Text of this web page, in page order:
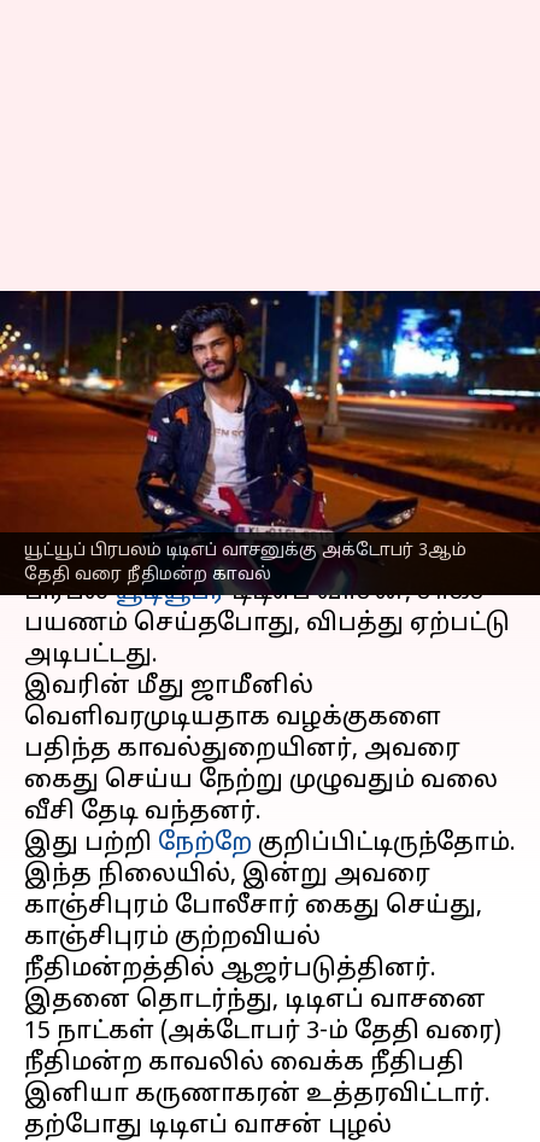
யூட்யூப் பிரபலம் டிடிஎப் வாசனுக்கு அக்டோபர் 3ஆம்
தேதி வரை நீதிமன்ற காவல்
யூட்யூப் பிரபலம் டிடிஎப்
வாசனுக்கு அக்டோபர்
3ஆம் தேதி வரை நீதிமன்ற
காவல்
Venkatalakshmi V Sep 19, 2023 04:32 pm
செய்தி முன்னோட்டம்
பிரபலயூடியூபர்டிடிஎப் வாசன், சாகச
பயணம் செய்தபோது, விபத்து ஏற்பட்டு
அடிபட்டது.
இவரின் மீது ஜாமீனில்
வெளிவரமுடியதாக வழக்குகளை
பதிந்த காவல்துறையினர், அவரை
கைது செய்ய நேற்று முழுவதும் வலை
வீசி தேடி வந்தனர்.
இது பற்றி நேற்றே குறிப்பிட்டிருந்தோம்.
இந்த நிலையில், இன்று அவரை
காஞ்சிபுரம் போலீசார் கைது செய்து,
காஞ்சிபுரம் குற்றவியல்
நீதிமன்றத்தில் ஆஜர்படுத்தினர்.
இதனை தொடர்ந்து, டிடிஎப் வாசனை
15 நாட்கள் (அக்டோபர் 3-ம் தேதி வரை)
நீதிமன்ற காவலில் வைக்க நீதிபதி
இனியா கருணாகரன் உத்தரவிட்டார்.
தற்போது டிடிஎப் வாசன் புழல்